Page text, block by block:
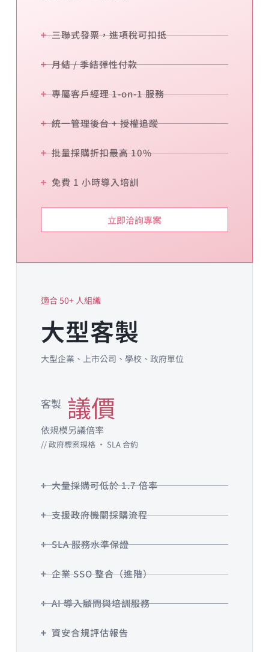
三聯式發票，進項稅可扣抵
月結 / 季結彈性付款
專屬客戶經理 1-on-1 服務
統一管理後台 + 授權追蹤
批量採購折扣最高 10%
免費 1 小時導入培訓
立即洽詢專案
適合 50+ 人組織
大型客製
大型企業、上市公司、學校、政府單位
客製 議價
依規模另議倍率
// 政府標案規格 · SLA 合約
大量採購可低於 1.7 倍率
支援政府機關採購流程
SLA 服務水準保證
企業 SSO 整合（進階）
AI 導入顧問與培訓服務
資安合規評估報告